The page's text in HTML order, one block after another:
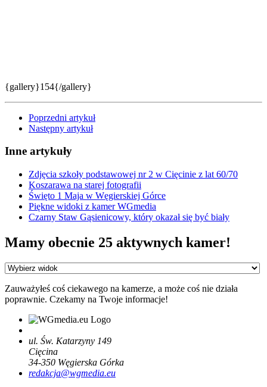
{gallery}154{/gallery}
Poprzedni artykuł
Następny artykuł
Inne artykuły
Zdjęcia szkoły podstawowej nr 2 w Cięcinie z lat 60/70
Koszarawa na starej fotografii
Święto 1 Maja w Węgierskiej Górce
Piękne widoki z kamer WGmedia
Czarny Staw Gąsienicowy, który okazał się być biały
Mamy obecnie 25 aktywnych kamer!
Zauważyłeś coś ciekawego na kamerze, a może coś nie działa
poprawnie. Czekamy na Twoje informacje!
ul. Św. Katarzyny 149
Cięcina
34-350 Węgierska Górka
redakcja@wgmedia.eu